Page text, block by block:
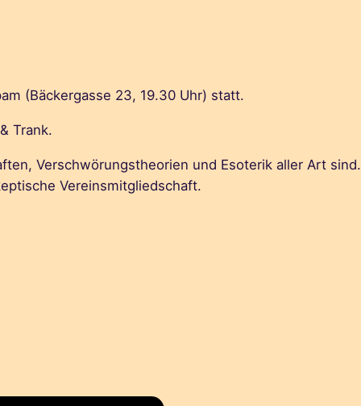
(Bäckergasse 23, 19.30 Uhr) statt.
Trank.
Verschwörungstheorien und Esoterik aller Art sind.
Vereinsmitgliedschaft.